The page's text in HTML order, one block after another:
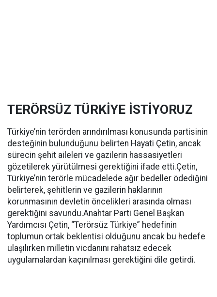
TERÖRSÜZ TÜRKİYE İSTİYORUZ
Türkiye’nin terörden arındırılması konusunda partisinin
desteğinin bulunduğunu belirten Hayati Çetin, ancak
sürecin şehit aileleri ve gazilerin hassasiyetleri
gözetilerek yürütülmesi gerektiğini ifade etti.Çetin,
Türkiye’nin terörle mücadelede ağır bedeller ödediğini
belirterek, şehitlerin ve gazilerin haklarının
korunmasının devletin öncelikleri arasında olması
gerektiğini savundu.Anahtar Parti Genel Başkan
Yardımcısı Çetin, “Terörsüz Türkiye” hedefinin
toplumun ortak beklentisi olduğunu ancak bu hedefe
ulaşılırken milletin vicdanını rahatsız edecek
uygulamalardan kaçınılması gerektiğini dile getirdi.